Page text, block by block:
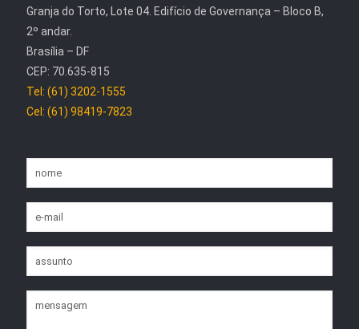
Granja do Torto, Lote 04. Edifício de Governança – Bloco B,
2º andar.
Brasília – DF
CEP: 70.635-815
Tel: (61) 3202-1555
Cel: (61) 98419-7823